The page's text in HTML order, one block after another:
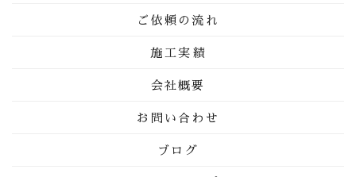
ご依頼の流れ
施工実績
会社概要
お問い合わせ
ブログ